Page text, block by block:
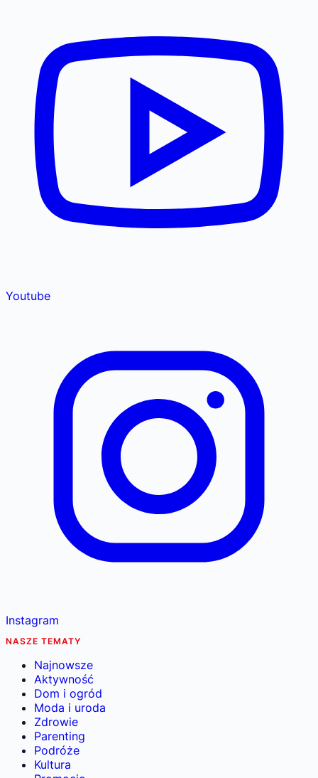
Youtube
Instagram
NASZE TEMATY
Najnowsze
Aktywność
Dom i ogród
Moda i uroda
Zdrowie
Parenting
Podróże
Kultura